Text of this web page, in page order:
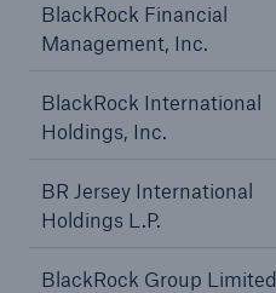
BlackRock Financial
Management, Inc.
BlackRock International
Holdings, Inc.
BR Jersey International
Holdings L.P.
BlackRock Group Limited